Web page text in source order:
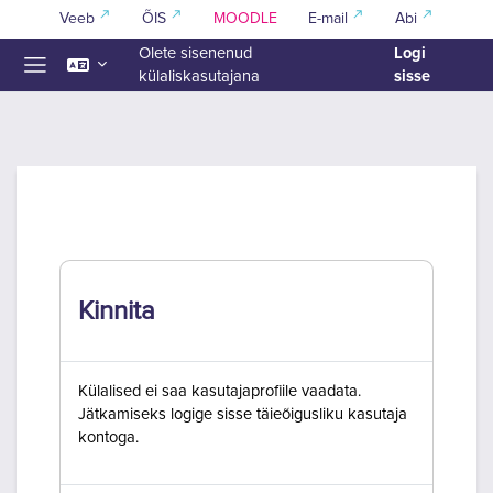
Jäta vahele peasisuni
Veeb ÕIS MOODLE E-mail Abi
Olete sisenenud
külaliskasutajana
Logi
sisse
Kinnita
Külalised ei saa kasutajaprofiile vaadata.
Jätkamiseks logige sisse täieõigusliku kasutaja
kontoga.